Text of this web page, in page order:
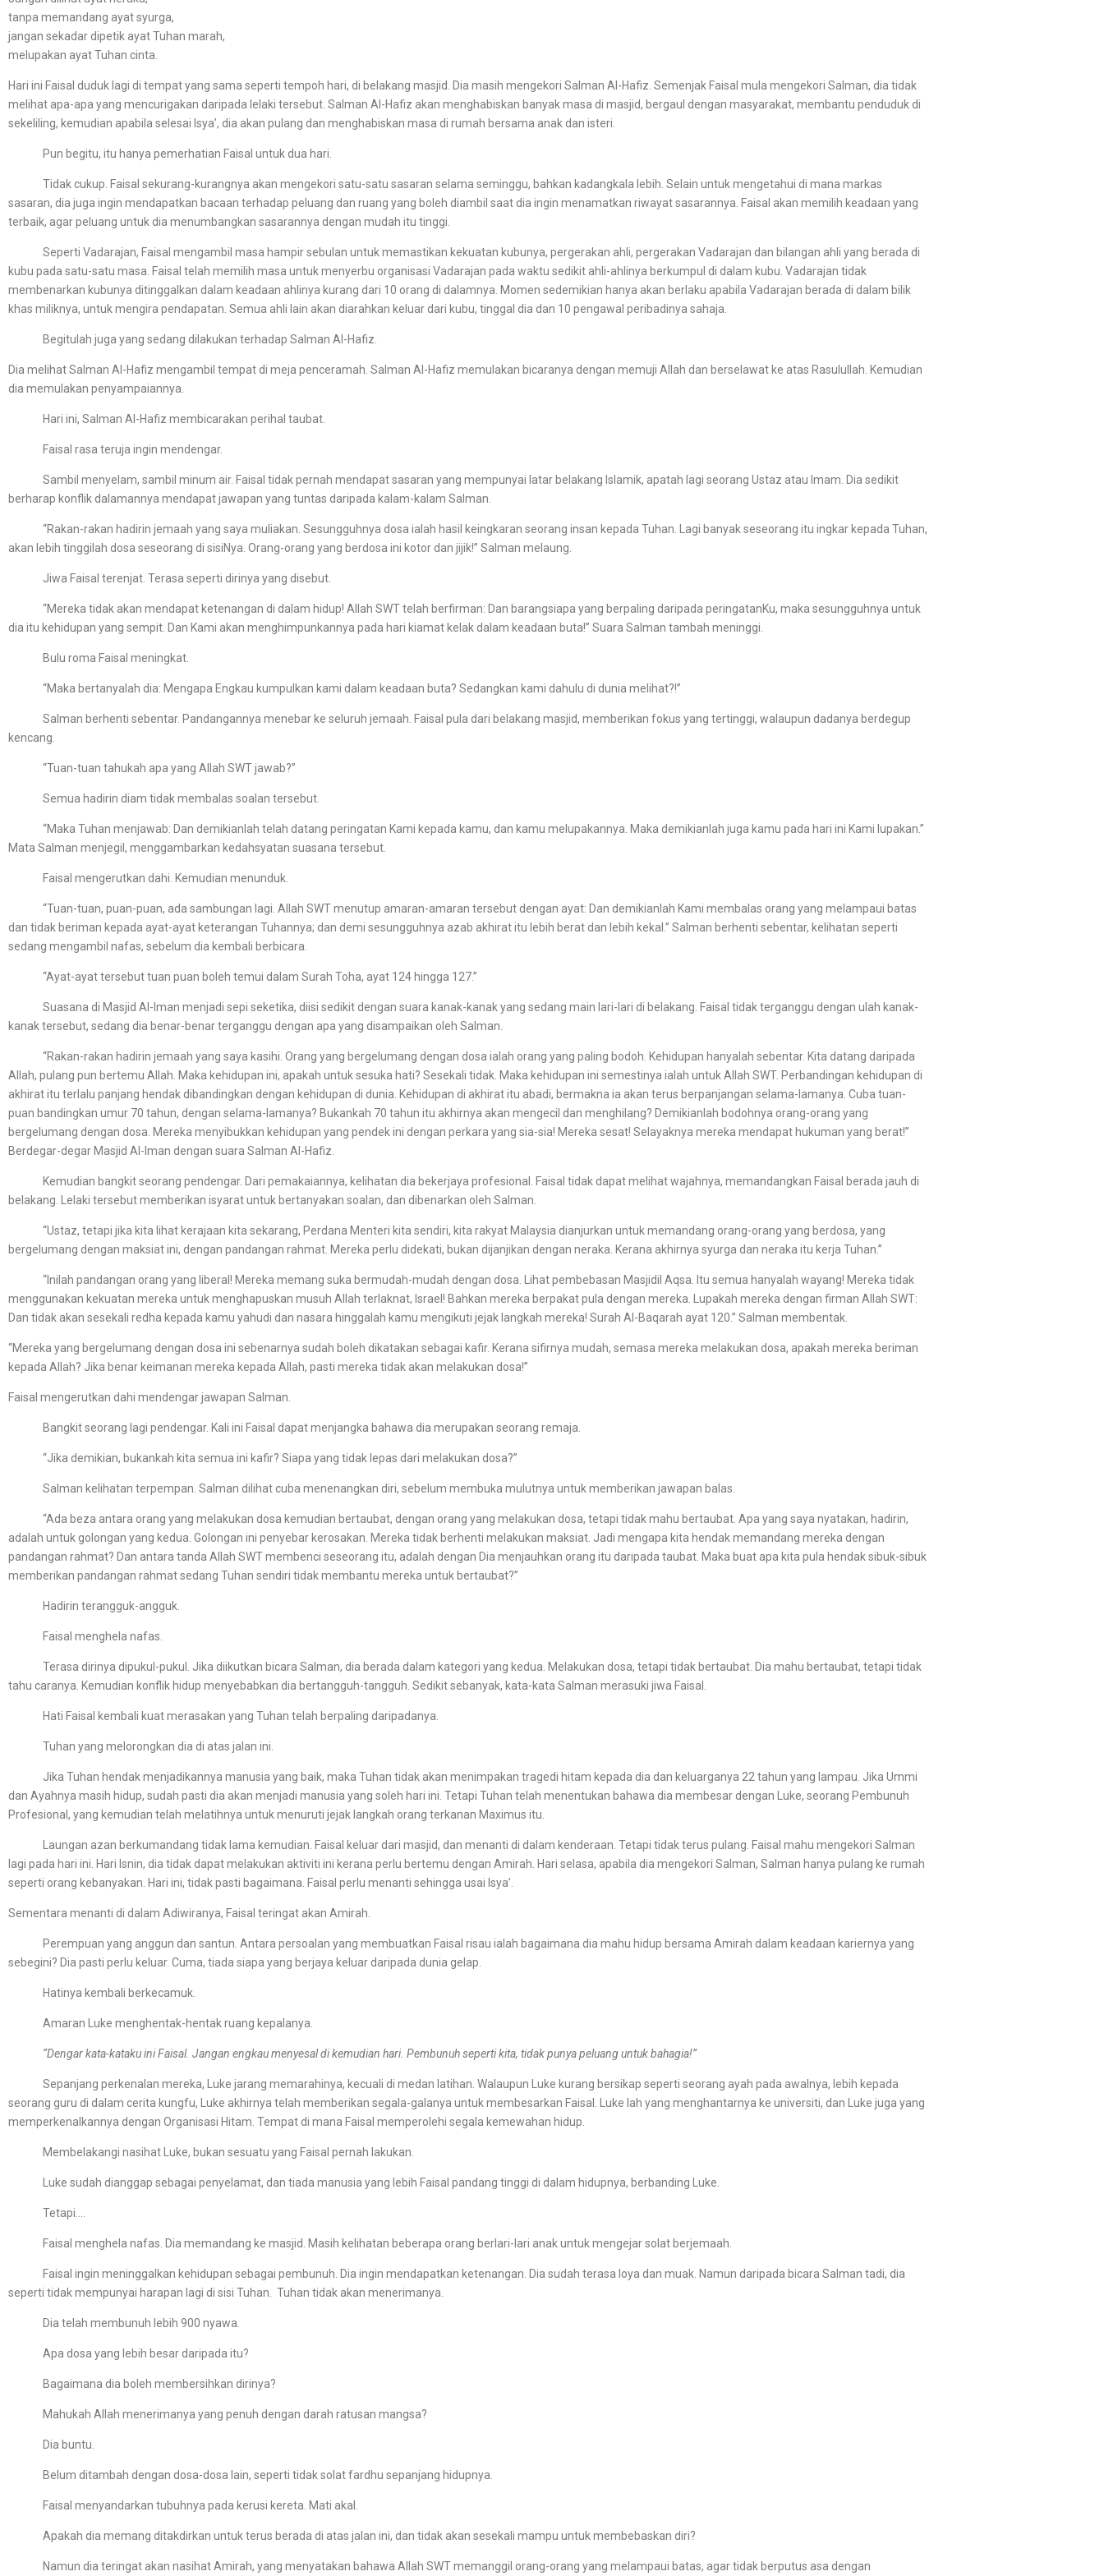
tanpa memandang ayat syurga,
jangan sekadar dipetik ayat Tuhan marah,
melupakan ayat Tuhan cinta.
Hari ini Faisal duduk lagi di tempat yang sama seperti tempoh hari, di belakang masjid. Dia masih mengekori Salman Al-Hafiz. Semenjak Faisal mula mengekori Salman, dia tidak
melihat apa-apa yang mencurigakan daripada lelaki tersebut. Salman Al-Hafiz akan menghabiskan banyak masa di masjid, bergaul dengan masyarakat, membantu penduduk di
sekeliling, kemudian apabila selesai Isya’, dia akan pulang dan menghabiskan masa di rumah bersama anak dan isteri.
Pun begitu, itu hanya pemerhatian Faisal untuk dua hari.
Tidak cukup. Faisal sekurang-kurangnya akan mengekori satu-satu sasaran selama seminggu, bahkan kadangkala lebih. Selain untuk mengetahui di mana markas
sasaran, dia juga ingin mendapatkan bacaan terhadap peluang dan ruang yang boleh diambil saat dia ingin menamatkan riwayat sasarannya. Faisal akan memilih keadaan yang
terbaik, agar peluang untuk dia menumbangkan sasarannya dengan mudah itu tinggi.
Seperti Vadarajan, Faisal mengambil masa hampir sebulan untuk memastikan kekuatan kubunya, pergerakan ahli, pergerakan Vadarajan dan bilangan ahli yang berada di
kubu pada satu-satu masa. Faisal telah memilih masa untuk menyerbu organisasi Vadarajan pada waktu sedikit ahli-ahlinya berkumpul di dalam kubu. Vadarajan tidak
membenarkan kubunya ditinggalkan dalam keadaan ahlinya kurang dari 10 orang di dalamnya. Momen sedemikian hanya akan berlaku apabila Vadarajan berada di dalam bilik
khas miliknya, untuk mengira pendapatan. Semua ahli lain akan diarahkan keluar dari kubu, tinggal dia dan 10 pengawal peribadinya sahaja.
Begitulah juga yang sedang dilakukan terhadap Salman Al-Hafiz.
Dia melihat Salman Al-Hafiz mengambil tempat di meja penceramah. Salman Al-Hafiz memulakan bicaranya dengan memuji Allah dan berselawat ke atas Rasulullah. Kemudian
dia memulakan penyampaiannya.
Hari ini, Salman Al-Hafiz membicarakan perihal taubat.
Faisal rasa teruja ingin mendengar.
Sambil menyelam, sambil minum air. Faisal tidak pernah mendapat sasaran yang mempunyai latar belakang Islamik, apatah lagi seorang Ustaz atau Imam. Dia sedikit
berharap konflik dalamannya mendapat jawapan yang tuntas daripada kalam-kalam Salman.
“Rakan-rakan hadirin jemaah yang saya muliakan. Sesungguhnya dosa ialah hasil keingkaran seorang insan kepada Tuhan. Lagi banyak seseorang itu ingkar kepada Tuhan,
akan lebih tinggilah dosa seseorang di sisiNya. Orang-orang yang berdosa ini kotor dan jijik!” Salman melaung.
Jiwa Faisal terenjat. Terasa seperti dirinya yang disebut.
“Mereka tidak akan mendapat ketenangan di dalam hidup! Allah SWT telah berfirman: Dan barangsiapa yang berpaling daripada peringatanKu, maka sesungguhnya untuk
dia itu kehidupan yang sempit. Dan Kami akan menghimpunkannya pada hari kiamat kelak dalam keadaan buta!” Suara Salman tambah meninggi.
Bulu roma Faisal meningkat.
“Maka bertanyalah dia: Mengapa Engkau kumpulkan kami dalam keadaan buta? Sedangkan kami dahulu di dunia melihat?!”
Salman berhenti sebentar. Pandangannya menebar ke seluruh jemaah. Faisal pula dari belakang masjid, memberikan fokus yang tertinggi, walaupun dadanya berdegup
kencang.
“Tuan-tuan tahukah apa yang Allah SWT jawab?”
Semua hadirin diam tidak membalas soalan tersebut.
“Maka Tuhan menjawab: Dan demikianlah telah datang peringatan Kami kepada kamu, dan kamu melupakannya. Maka demikianlah juga kamu pada hari ini Kami lupakan.”
Mata Salman menjegil, menggambarkan kedahsyatan suasana tersebut.
Faisal mengerutkan dahi. Kemudian menunduk.
“Tuan-tuan, puan-puan, ada sambungan lagi. Allah SWT menutup amaran-amaran tersebut dengan ayat: Dan demikianlah Kami membalas orang yang melampaui batas
dan tidak beriman kepada ayat-ayat keterangan Tuhannya; dan demi sesungguhnya azab akhirat itu lebih berat dan lebih kekal.” Salman berhenti sebentar, kelihatan seperti
sedang mengambil nafas, sebelum dia kembali berbicara.
“Ayat-ayat tersebut tuan puan boleh temui dalam Surah Toha, ayat 124 hingga 127.”
Suasana di Masjid Al-Iman menjadi sepi seketika, diisi sedikit dengan suara kanak-kanak yang sedang main lari-lari di belakang. Faisal tidak terganggu dengan ulah kanak-
kanak tersebut, sedang dia benar-benar terganggu dengan apa yang disampaikan oleh Salman.
“Rakan-rakan hadirin jemaah yang saya kasihi. Orang yang bergelumang dengan dosa ialah orang yang paling bodoh. Kehidupan hanyalah sebentar. Kita datang daripada
Allah, pulang pun bertemu Allah. Maka kehidupan ini, apakah untuk sesuka hati? Sesekali tidak. Maka kehidupan ini semestinya ialah untuk Allah SWT. Perbandingan kehidupan di
akhirat itu terlalu panjang hendak dibandingkan dengan kehidupan di dunia. Kehidupan di akhirat itu abadi, bermakna ia akan terus berpanjangan selama-lamanya. Cuba tuan-
puan bandingkan umur 70 tahun, dengan selama-lamanya? Bukankah 70 tahun itu akhirnya akan mengecil dan menghilang? Demikianlah bodohnya orang-orang yang
bergelumang dengan dosa. Mereka menyibukkan kehidupan yang pendek ini dengan perkara yang sia-sia! Mereka sesat! Selayaknya mereka mendapat hukuman yang berat!”
Berdegar-degar Masjid Al-Iman dengan suara Salman Al-Hafiz.
Kemudian bangkit seorang pendengar. Dari pemakaiannya, kelihatan dia bekerjaya profesional. Faisal tidak dapat melihat wajahnya, memandangkan Faisal berada jauh di
belakang. Lelaki tersebut memberikan isyarat untuk bertanyakan soalan, dan dibenarkan oleh Salman.
“Ustaz, tetapi jika kita lihat kerajaan kita sekarang, Perdana Menteri kita sendiri, kita rakyat Malaysia dianjurkan untuk memandang orang-orang yang berdosa, yang
bergelumang dengan maksiat ini, dengan pandangan rahmat. Mereka perlu didekati, bukan dijanjikan dengan neraka. Kerana akhirnya syurga dan neraka itu kerja Tuhan.”
“Inilah pandangan orang yang liberal! Mereka memang suka bermudah-mudah dengan dosa. Lihat pembebasan Masjidil Aqsa. Itu semua hanyalah wayang! Mereka tidak
menggunakan kekuatan mereka untuk menghapuskan musuh Allah terlaknat, Israel! Bahkan mereka berpakat pula dengan mereka. Lupakah mereka dengan firman Allah SWT:
Dan tidak akan sesekali redha kepada kamu yahudi dan nasara hinggalah kamu mengikuti jejak langkah mereka! Surah Al-Baqarah ayat 120.” Salman membentak.
“Mereka yang bergelumang dengan dosa ini sebenarnya sudah boleh dikatakan sebagai kafir. Kerana sifirnya mudah, semasa mereka melakukan dosa, apakah mereka beriman
kepada Allah? Jika benar keimanan mereka kepada Allah, pasti mereka tidak akan melakukan dosa!”
Faisal mengerutkan dahi mendengar jawapan Salman.
Bangkit seorang lagi pendengar. Kali ini Faisal dapat menjangka bahawa dia merupakan seorang remaja.
“Jika demikian, bukankah kita semua ini kafir? Siapa yang tidak lepas dari melakukan dosa?”
Salman kelihatan terpempan. Salman dilihat cuba menenangkan diri, sebelum membuka mulutnya untuk memberikan jawapan balas.
“Ada beza antara orang yang melakukan dosa kemudian bertaubat, dengan orang yang melakukan dosa, tetapi tidak mahu bertaubat. Apa yang saya nyatakan, hadirin,
adalah untuk golongan yang kedua. Golongan ini penyebar kerosakan. Mereka tidak berhenti melakukan maksiat. Jadi mengapa kita hendak memandang mereka dengan
pandangan rahmat? Dan antara tanda Allah SWT membenci seseorang itu, adalah dengan Dia menjauhkan orang itu daripada taubat. Maka buat apa kita pula hendak sibuk-sibuk
memberikan pandangan rahmat sedang Tuhan sendiri tidak membantu mereka untuk bertaubat?”
Hadirin terangguk-angguk.
Faisal menghela nafas.
Terasa dirinya dipukul-pukul. Jika diikutkan bicara Salman, dia berada dalam kategori yang kedua. Melakukan dosa, tetapi tidak bertaubat. Dia mahu bertaubat, tetapi tidak
tahu caranya. Kemudian konflik hidup menyebabkan dia bertangguh-tangguh. Sedikit sebanyak, kata-kata Salman merasuki jiwa Faisal.
Hati Faisal kembali kuat merasakan yang Tuhan telah berpaling daripadanya.
Tuhan yang melorongkan dia di atas jalan ini.
Jika Tuhan hendak menjadikannya manusia yang baik, maka Tuhan tidak akan menimpakan tragedi hitam kepada dia dan keluarganya 22 tahun yang lampau. Jika Ummi
dan Ayahnya masih hidup, sudah pasti dia akan menjadi manusia yang soleh hari ini. Tetapi Tuhan telah menentukan bahawa dia membesar dengan Luke, seorang Pembunuh
Profesional, yang kemudian telah melatihnya untuk menuruti jejak langkah orang terkanan Maximus itu.
Laungan azan berkumandang tidak lama kemudian. Faisal keluar dari masjid, dan menanti di dalam kenderaan. Tetapi tidak terus pulang. Faisal mahu mengekori Salman
lagi pada hari ini. Hari Isnin, dia tidak dapat melakukan aktiviti ini kerana perlu bertemu dengan Amirah. Hari selasa, apabila dia mengekori Salman, Salman hanya pulang ke rumah
seperti orang kebanyakan. Hari ini, tidak pasti bagaimana. Faisal perlu menanti sehingga usai Isya’.
Sementara menanti di dalam Adiwiranya, Faisal teringat akan Amirah.
Perempuan yang anggun dan santun. Antara persoalan yang membuatkan Faisal risau ialah bagaimana dia mahu hidup bersama Amirah dalam keadaan kariernya yang
sebegini? Dia pasti perlu keluar. Cuma, tiada siapa yang berjaya keluar daripada dunia gelap.
Hatinya kembali berkecamuk.
Amaran Luke menghentak-hentak ruang kepalanya.
“Dengar kata-kataku ini Faisal. Jangan engkau menyesal di kemudian hari. Pembunuh seperti kita, tidak punya peluang untuk bahagia!”
Sepanjang perkenalan mereka, Luke jarang memarahinya, kecuali di medan latihan. Walaupun Luke kurang bersikap seperti seorang ayah pada awalnya, lebih kepada
seorang guru di dalam cerita kungfu, Luke akhirnya telah memberikan segala-galanya untuk membesarkan Faisal. Luke lah yang menghantarnya ke universiti, dan Luke juga yang
memperkenalkannya dengan Organisasi Hitam. Tempat di mana Faisal memperolehi segala kemewahan hidup.
Membelakangi nasihat Luke, bukan sesuatu yang Faisal pernah lakukan.
Luke sudah dianggap sebagai penyelamat, dan tiada manusia yang lebih Faisal pandang tinggi di dalam hidupnya, berbanding Luke.
Tetapi….
Faisal menghela nafas. Dia memandang ke masjid. Masih kelihatan beberapa orang berlari-lari anak untuk mengejar solat berjemaah.
Faisal ingin meninggalkan kehidupan sebagai pembunuh. Dia ingin mendapatkan ketenangan. Dia sudah terasa loya dan muak. Namun daripada bicara Salman tadi, dia
seperti tidak mempunyai harapan lagi di sisi Tuhan. Tuhan tidak akan menerimanya.
Dia telah membunuh lebih 900 nyawa.
Apa dosa yang lebih besar daripada itu?
Bagaimana dia boleh membersihkan dirinya?
Mahukah Allah menerimanya yang penuh dengan darah ratusan mangsa?
Dia buntu.
Belum ditambah dengan dosa-dosa lain, seperti tidak solat fardhu sepanjang hidupnya.
Faisal menyandarkan tubuhnya pada kerusi kereta. Mati akal.
Apakah dia memang ditakdirkan untuk terus berada di atas jalan ini, dan tidak akan sesekali mampu untuk membebaskan diri?
Namun dia teringat akan nasihat Amirah, yang menyatakan bahawa Allah SWT memanggil orang-orang yang melampaui batas, agar tidak berputus asa dengan